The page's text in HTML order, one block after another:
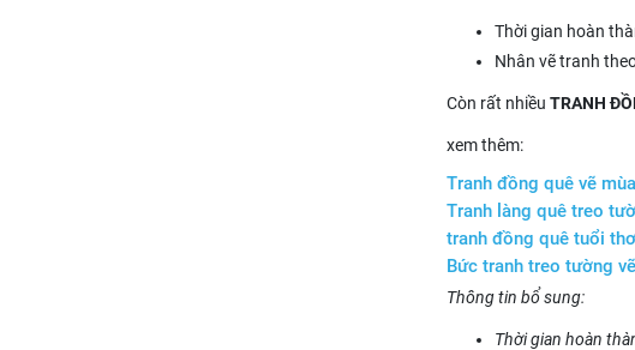
Thời gian hoàn
Nhân vẽ tranh
Còn rất nhiều TRANH
xem thêm:
Tranh đồng quê vẽ
Tranh làng quê treo
tranh đồng quê tuổi
Bức tranh treo tường
Thông tin bổ sung:
Thời gian hoàn